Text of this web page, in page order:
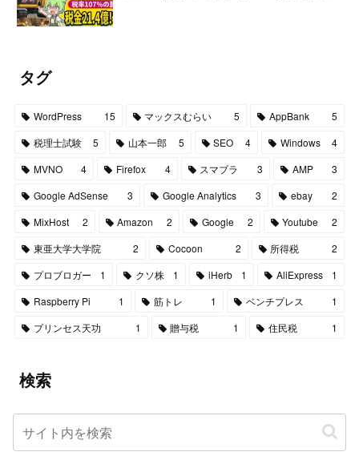
タグ
WordPress 15 マックスむらい 5 AppBank
5
税理士試験
5 山本一郎 5 SEO 4 Windows
4
MVNO
4 Firefox 4 スマブラ 3 AMP
3
Google AdSense
3 Google Analytics 3 ebay
2
MixHost
2 Amazon 2 Google 2 Youtube
2
東亜大学大学院
2 Cocoon 2 所得税
2
プロブロガー
1 クソ株 1 iHerb 1 AliExpress
1
Raspberry Pi
1 筋トレ 1 ベンチプレス
1
プリンセス天功
1 贈与税 1 住民税 1
検索